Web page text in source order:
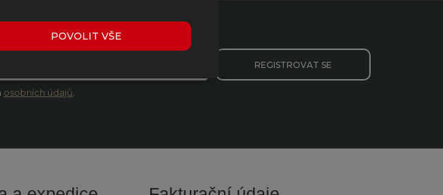
osobních údajů.
REGISTROVAT SE
POVOLIT VŠE